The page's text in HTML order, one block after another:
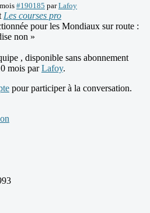
#190185 parLafoy
Les courses pro
pour les Mondiaux sur route :
non »
, disponible sans abonnement
mois parLafoy.
pour participer à la conversation.